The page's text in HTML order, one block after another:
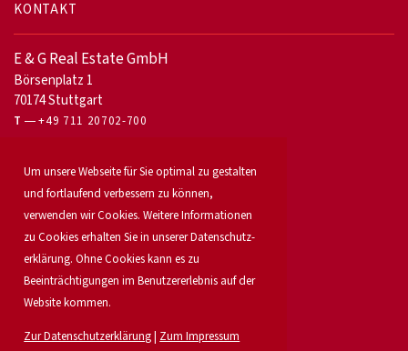
KONTAKT
E & G Real Estate GmbH
Börsenplatz 1
70174 Stuttgart
T +49 711 20702-700
Für Eigentümer
Unser Service
Objekt anbieten
Für Bauträger
Industrie & Logistik
Standorte
Suchauftrag
Karriere
Um unsere Webseite für Sie optimal zu gestalten
und fortlaufend verbessern zu können,
verwenden wir Cookies. Weitere Informationen
zu Cookies erhalten Sie in unserer Daten­schutz­
erklärung. Ohne Cookies kann es zu
Beeinträchtigungen im Benutzererlebnis auf der
Website kommen.
Zur Datenschutzerklärung Zum Impressum